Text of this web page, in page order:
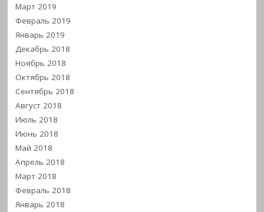
Март 2019
Февраль 2019
Январь 2019
Декабрь 2018
Ноябрь 2018
Октябрь 2018
Сентябрь 2018
Август 2018
Июль 2018
Июнь 2018
Май 2018
Апрель 2018
Март 2018
Февраль 2018
Январь 2018